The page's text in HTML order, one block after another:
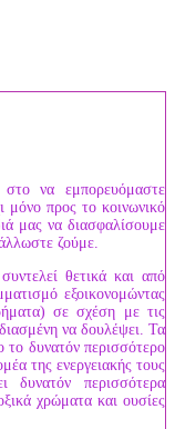
να εμπορευόμαστε
μόνο προς το κοινωνικό
μας να διασφαλίσουμε
ζούμε.
θετικά και από
εξοικονομώντας
σε σχέση με τις
να δουλέψει. Τα
δυνατόν περισσότερο
της ενεργειακής τους
δυνατόν περισσότερα
χρώματα και ουσίες